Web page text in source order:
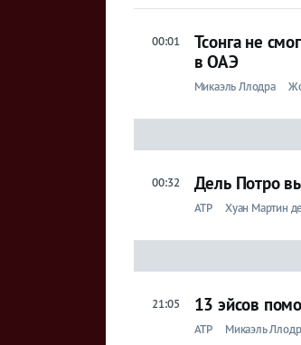
00:01
Тсонга не
в ОАЭ
Микаэль Ллодра
00:32 Дель Потро
ATP Хуан Мартин
21:05 13 эйсов
ATP Микаэль